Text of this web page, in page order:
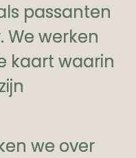
passanten
We werken
kaart waarin
we over